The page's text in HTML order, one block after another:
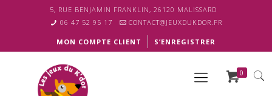
5, RUE BENJAMIN FRANKLIN, 26120 MALISSARD
06 47 52 95 17
CONTACT@JEUXDUKDOR.FR
MON COMPTE CLIENT S’ENREGISTRER
0